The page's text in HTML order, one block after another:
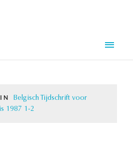
Belgisch Tijdschrift voor
1987 1-2